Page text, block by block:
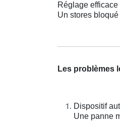
Réglage efficace
Un stores
Les problèmes
Dispositif
Une panne